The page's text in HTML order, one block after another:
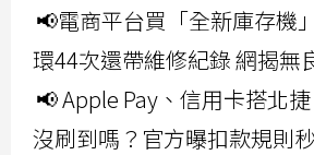
📢電商平台買「全新庫存機
環44次還帶維修紀錄 網揭無
📢 Apple Pay、信用卡搭北
沒刷到嗎？官方曝扣款規則